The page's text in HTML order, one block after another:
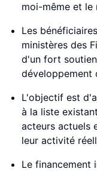
moi-même et le
Les
ministères des
d'un fort
développement
L'objectif est
à la liste
acteurs actuels
leur activité
Le financement